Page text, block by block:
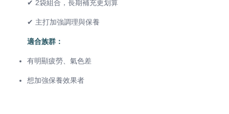
✔ 2袋組合，長期補充更划算
✔ 主打加強調理與保養
適合族群：
有明顯疲勞、氣色差
想加強保養效果者